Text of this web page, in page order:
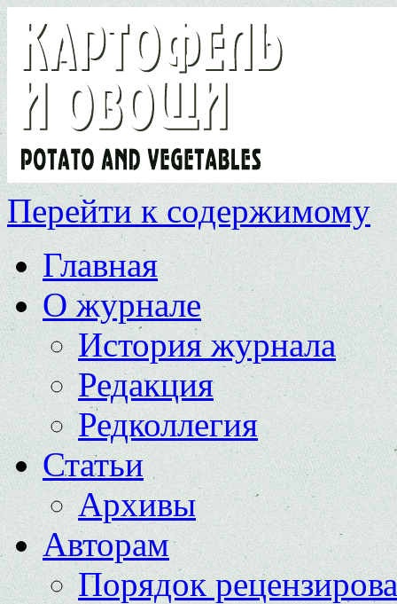
Перейти к содержимому
Главная
О журнале
История журнала
Редакция
Редколлегия
Статьи
Архивы
Авторам
Порядок